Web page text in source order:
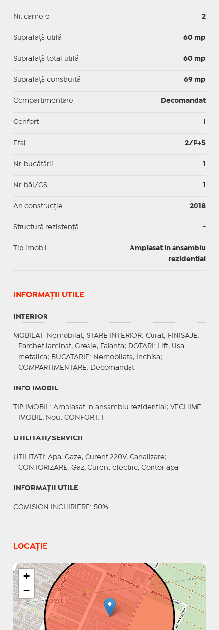
Nr. camere 2
Suprafaţă utilă 60 mp
Suprafaţă total utilă 60 mp
Suprafaţă construită 69 mp
Compartimentare Decomandat
Confort
Etaj 2/P+5
Nr. bucătării 1
Nr. băi/GS 1
An construcție 2018
Structură rezistență -
Tip imobil
Amplasat in ansamblu
rezidential
INFORMAŢII UTILE
INTERIOR
MOBILAT : Nemobilat; STARE INTERIOR: Curat; FINISAJE :
Parchet laminat, Gresie, Faianta;
DOTARI : Lift, Usa
metalica; BUCATARIE : Nemobilata, Inchisa;
COMPARTIMENTARE : Decomandat
INFO IMOBIL
TIP IMOBIL : Amplasat in ansamblu rezidential; VECHIME
IMOBIL : Nou; CONFORT : I
UTILITATI/SERVICII
UTILITATI : Apa, Gaze, Curent 220V, Canalizare;
CONTORIZARE : Gaz, Curent electric, Contor apa
INFORMAŢII UTILE
COMISION INCHIRIERE: 50%
LOCAȚIE
+
−